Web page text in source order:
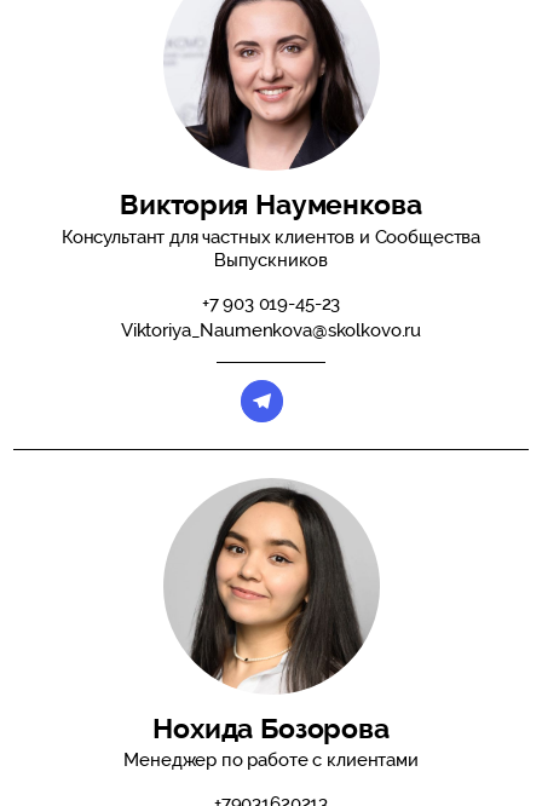
Виктория Науменкова
Консультант для частных клиентов и Сообщества
Выпускников
+7 903 019-45-23
Viktoriya_Naumenkova@skolkovo.ru
Нохида Бозорова
Менеджер по работе с клиентами